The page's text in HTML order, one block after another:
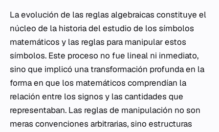
La evolución de las reglas algebraicas constituye el
núcleo de la historia del estudio de los símbolos
matemáticos y las reglas para manipular estos
símbolos. Este proceso no fue lineal ni inmediato,
sino que implicó una transformación profunda en la
forma en que los matemáticos comprendían la
relación entre los signos y las cantidades que
representaban. Las reglas de manipulación no son
meras convenciones arbitrarias, sino estructuras